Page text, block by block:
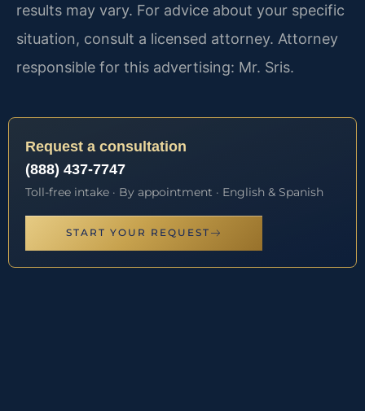
results may vary. For advice about your specific
situation, consult a licensed attorney. Attorney
responsible for this advertising: Mr. Sris.
Request a consultation
(888) 437-7747
Toll-free intake · By appointment · English & Spanish
START YOUR REQUEST